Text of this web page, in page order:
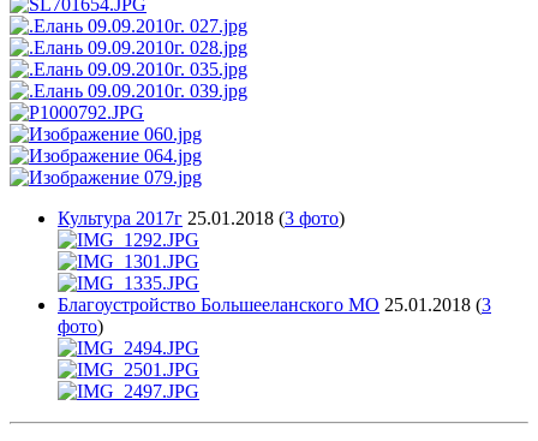
Культура 2017г 25.01.2018 (3 фото)
Благоустройство Большееланского МО 25.01.2018 (3
фото)